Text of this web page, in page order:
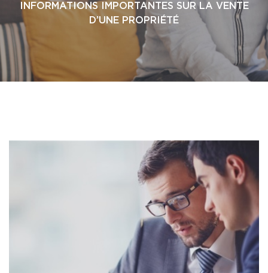
INFORMATIONS IMPORTANTES SUR LA VENTE
D’UNE PROPRIÉTÉ